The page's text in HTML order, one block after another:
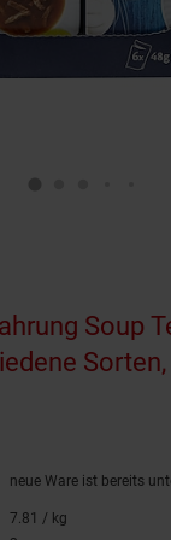
Soup
5 Sternen
neue Ware ist bereits
7.81 / kg